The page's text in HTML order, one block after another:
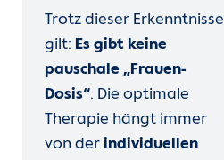
Trotz dieser Erkenntnisse
gilt: Es gibt keine
pauschale „Frauen-
Dosis“. Die optimale
Therapie hängt immer
von der individuellen